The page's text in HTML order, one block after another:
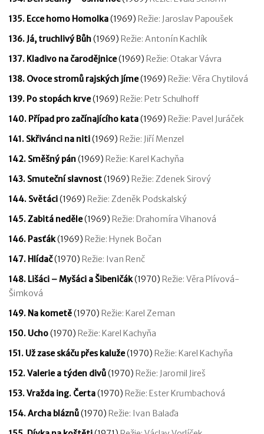
135. Ecce homo Homolka(1969) Režie: Jaroslav Papoušek
136. Já, truchlivý Bůh(1969) Režie: Antonín Kachlík
137. Kladivo na čarodějnice(1969) Režie: Otakar Vávra
138. Ovoce stromů rajských jíme(1969) Režie: Věra Chytilová
139. Po stopách krve(1969) Režie: Petr Schulhoff
140. Případ pro začínajícího kata(1969) Režie: Pavel Juráček
141. Skřivánci na niti(1969) Režie: Jiří Menzel
142. Směšný pán(1969) Režie: Karel Kachyňa
143. Smuteční slavnost(1969) Režie: Zdenek Sirový
144. Světáci(1969) Režie: Zdeněk Podskalský
145. Zabitá neděle(1969) Režie: Drahomíra Vihanová
146. Pasťák(1969) Režie: Hynek Bočan
147. Hlídač(1970) Režie: Ivan Renč
148. Lišáci – Myšáci a Šibeničák(1970) Režie: Věra Plívová-
Šimková
149. Na kometě(1970) Režie: Karel Zeman
150. Ucho(1970) Režie: Karel Kachyňa
151. Už zase skáču přes kaluže(1970) Režie: Karel Kachyňa
152. Valerie a týden divů(1970) Režie: Jaromil Jireš
153. Vražda ing. Čerta(1970) Režie: Ester Krumbachová
154. Archa bláznů(1970) Režie: Ivan Balaďa